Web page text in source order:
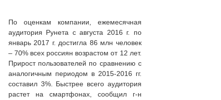
По оценкам компании, ежемесячная
аудитория Рунета с августа 2016 г. по
январь 2017 г. достигла 86 млн человек
– 70% всех россиян возрастом от 12 лет.
Прирост пользователей по сравнению с
аналогичным периодом в 2015-2016 гг.
составил 3%. Быстрее всего аудитория
растет на смартфонах, сообщил г-н